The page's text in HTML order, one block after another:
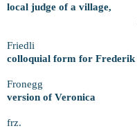
local judge of a village,
Friedli
colloquial form for Frederik
Fronegg
version of Veronica
frz.